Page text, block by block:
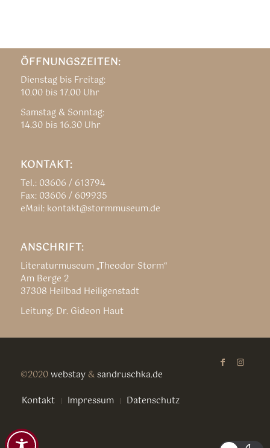
ÖFFNUNGSZEITEN:
Dienstag bis Freitag:
10.00 bis 17.00 Uhr
Samstag & Sonntag:
14.30 bis 16.30 Uhr
KONTAKT:
Tel.: 03606 / 613794
Fax: 03606 / 609935
eMail: kontakt@stormmuseum.de
ANSCHRIFT:
Literaturmuseum „Theodor Storm“
Am Berge 2
37308 Heilbad Heiligenstadt
Leitung: Dr. Gideon Haut
©2020 webstay&sandruschka.de
Kontakt
Impressum Datenschutz